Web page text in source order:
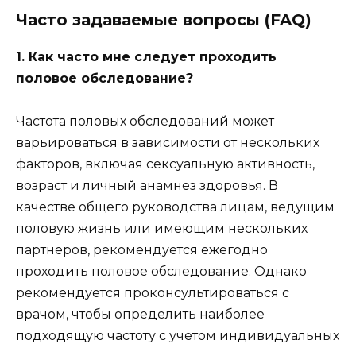
Часто задаваемые вопросы (FAQ)
1. Как часто мне следует проходить
половое обследование?
Частота половых обследований может
варьироваться в зависимости от нескольких
факторов, включая сексуальную активность,
возраст и личный анамнез здоровья. В
качестве общего руководства лицам, ведущим
половую жизнь или имеющим нескольких
партнеров, рекомендуется ежегодно
проходить половое обследование. Однако
рекомендуется проконсультироваться с
врачом, чтобы определить наиболее
подходящую частоту с учетом индивидуальных